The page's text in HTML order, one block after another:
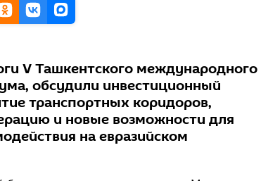
V Ташкентского международного
обсудили инвестиционный
транспортных коридоров,
и новые возможности для
на евразийском